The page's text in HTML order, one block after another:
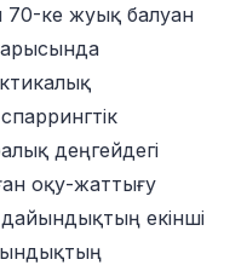
ке жуық балуан
деңгейдегі
оқу-жаттығу
екінші